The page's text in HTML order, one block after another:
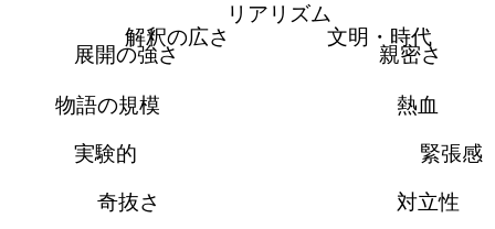
リアリズム
文明・時代
親密さ
熱血
緊張感
対立性
奇抜さ
実験的
物語の規模
展開の強さ
解釈の広さ